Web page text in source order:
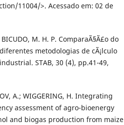
11004/>. Acessado em: 02 de
BICUDO, M. H. P. ComparaÃ§Ã£o do
metodologias de cÃ¡lculo
STAB, 30 (4), pp.41-49,
A.; WIGGERING, H. Integrating
assessment of agro-bioenergy
and biogas production from maize